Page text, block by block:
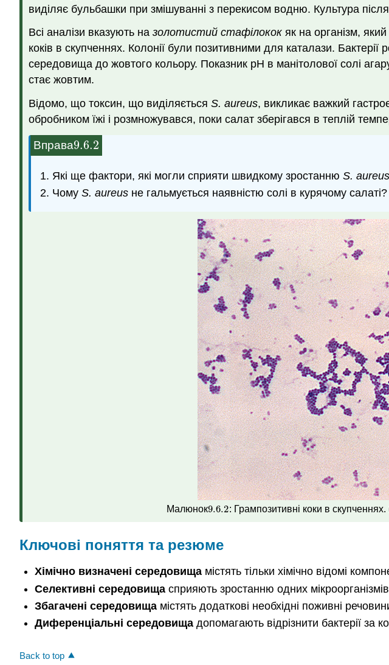
виділяє бульбашки при змішуванні з перекисом водню. Культура
Всі аналізи вказують на золотистий стафілокок як на організм,
коків в скупченнях. Колонії були позитивними для каталази.
середовища до жовтого кольору. Показник рН в манітолової солі
стає жовтим.
Відомо, що токсин, що виділяється S. aureus, викликає важкий
обробником їжі і розмножувався, поки салат зберігався в теплій
Вправа9.6.2
9.6.2
Які ще фактори, які могли сприяти швидкому зростанню S. aureus
Чому S. aureusне гальмується наявністю солі в курячому салаті?
Малюнок9.6.2
9.6.2: Грампозитивні коки в
Ключові поняття та резюме
Хімічно визначені середовищамістять тільки хімічно відомі
Селективні середовищасприяють зростанню одних
Збагачені середовищамістять додаткові необхідні поживні
Диференціальні середовищадопомагають відрізнити бактерії за
Back to top